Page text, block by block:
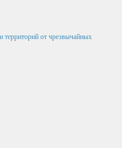
с противодействием
к служебному
гражданских служащих и
интересов
о фактах коррупции
территорий от чрезвычайных